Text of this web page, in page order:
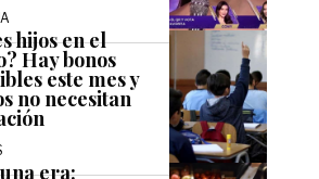
hijos en el
Hay bonos
este mes y
no necesitan
era: